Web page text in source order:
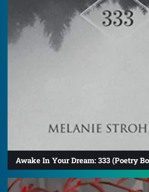
Awake In Your Dream: 333 (Poetry